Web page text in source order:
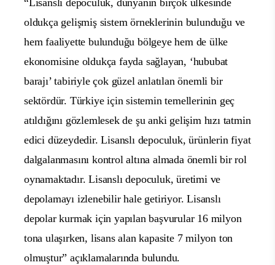
oldukça gelişmiş sistem örneklerinin bulunduğu ve
hem faaliyette bulunduğu bölgeye hem de ülke
ekonomisine oldukça fayda sağlayan, ‘hububat
barajı’ tabiriyle çok güzel anlatılan önemli bir
sektördür. Türkiye için sistemin temellerinin geç
atıldığını gözlemlesek de şu anki gelişim hızı tatmin
edici düzeydedir. Lisanslı depoculuk, ürünlerin fiyat
dalgalanmasını kontrol altına almada önemli bir rol
oynamaktadır. Lisanslı depoculuk, üretimi ve
depolamayı izlenebilir hale getiriyor. Lisanslı
depolar kurmak için yapılan başvurular 16 milyon
tona ulaşırken, lisans alan kapasite 7 milyon ton
olmuştur” açıklamalarında bulundu.